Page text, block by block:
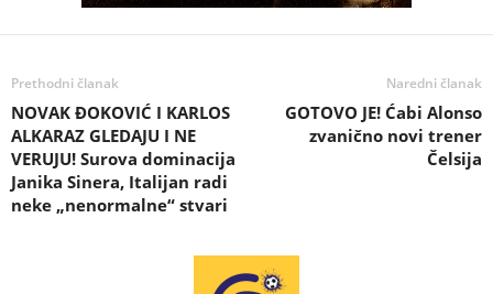
Prethodni članak
NOVAK ĐOKOVIĆ I KARLOS
ALKARAZ GLEDAJU I NE
VERUJU! Surova dominacija
Janika Sinera, Italijan radi
neke „nenormalne“ stvari
Naredni članak
GOTOVO JE! Ćabi Alonso
zvanično novi trener
Čelsija